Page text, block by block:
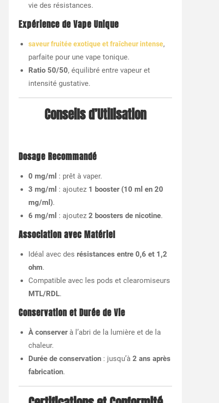
vie des résistances.
Expérience de Vape Unique
saveur fruitée exotique et fraîcheur intense,
parfaite pour une vape tonique.
Ratio 50/50, équilibré entre vapeur et
intensité gustative.
Conseils d’Utilisation
Dosage Recommandé
0 mg/ml : prêt à vaper.
3 mg/ml : ajoutez 1 booster (10 ml en 20
mg/ml).
6 mg/ml : ajoutez 2 boosters de nicotine.
Association avec Matériel
Idéal avec des résistances entre 0,6 et 1,2
ohm.
Compatible avec les pods et clearomiseurs
MTL/RDL.
Conservation et Durée de Vie
À conserverà l’abri de la lumière et de la
chaleur.
Durée de conservation: jusqu’à 2 ans après
fabrication.